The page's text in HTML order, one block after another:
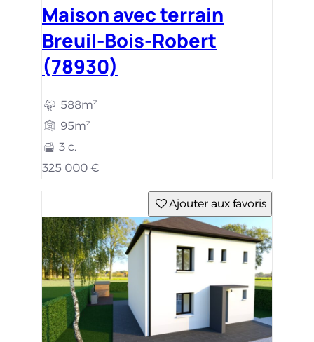
Maison avec terrain
Breuil-Bois-Robert
(78930)
588m²
95m²
3 c.
325 000 €
Ajouter aux favoris